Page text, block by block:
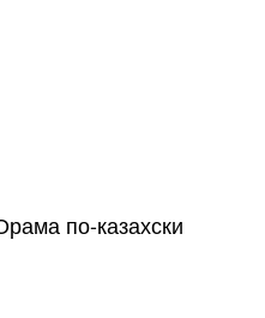
по-казахски